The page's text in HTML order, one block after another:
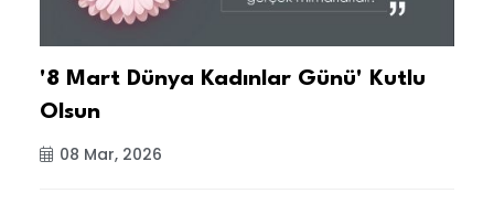
'8 Mart Dünya Kadınlar Günü' Kutlu
Olsun
08 Mar, 2026